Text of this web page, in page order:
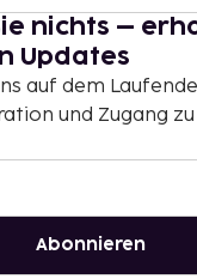
nichts –
Updates
auf dem
und Zugang
Abonnieren